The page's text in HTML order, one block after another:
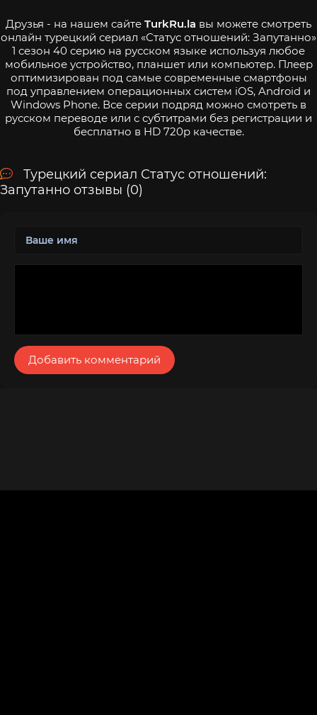
Друзья - на нашем сайте TurkRu.la вы можете смотреть
онлайн турецкий сериал «Статус отношений: Запутанно»
1 сезон 40 серию на русском языке используя любое
мобильное устройство, планшет или компьютер. Плеер
оптимизирован под самые современные смартфоны
под управлением операционных систем iOS, Android и
Windows Phone. Все серии подряд можно смотреть в
русском переводе или с субтитрами без регистрации и
бесплатно в HD 720p качестве.
Турецкий сериал Статус отношений:
Запутанно отзывы (0)
Добавить комментарий